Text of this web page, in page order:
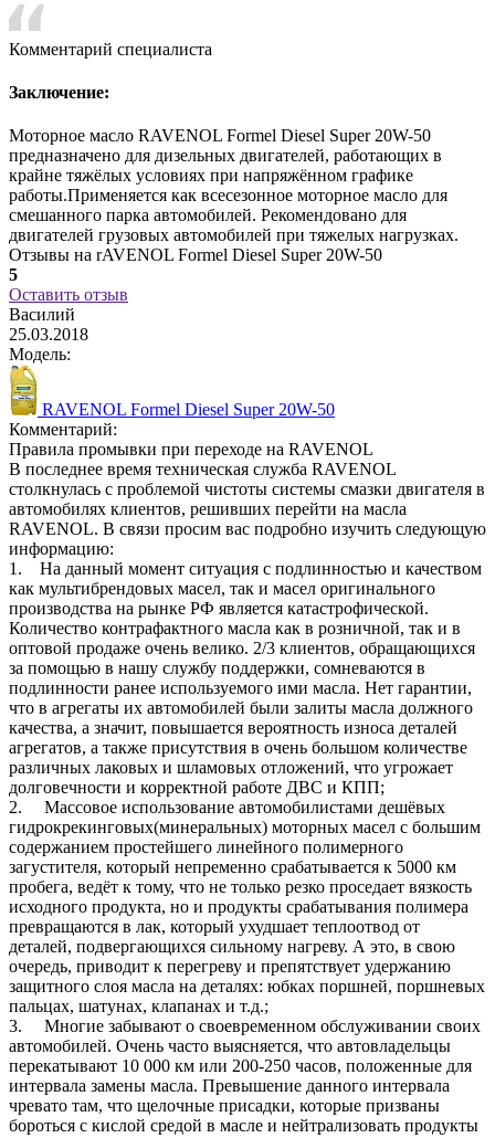
Комментарий специалиста
Заключение:
Моторное масло RAVENOL Formel Diesel Super 20W-50
предназначено для дизельных двигателей, работающих в
крайне тяжёлых условиях при напряжённом графике
работы.Применяется как всесезонное моторное масло для
смешанного парка автомобилей. Рекомендовано для
двигателей грузовых автомобилей при тяжелых нагрузках.
Отзывы на rAVENOL Formel Diesel Super 20W-50
5
Оставить отзыв
Василий
25.03.2018
Модель:
RAVENOL Formel Diesel Super 20W-50
Комментарий:
Правила промывки при переходе на RAVENOL
В последнее время техническая служба RAVENOL
столкнулась с проблемой чистоты системы смазки двигателя в
автомобилях клиентов, решивших перейти на масла
RAVENOL. В связи просим вас подробно изучить следующую
информацию:
1. На данный момент ситуация с подлинностью и качеством
как мультибрендовых масел, так и масел оригинального
производства на рынке РФ является катастрофической.
Количество контрафактного масла как в розничной, так и в
оптовой продаже очень велико. 2/3 клиентов, обращающихся
за помощью в нашу службу поддержки, сомневаются в
подлинности ранее используемого ими масла. Нет гарантии,
что в агрегаты их автомобилей были залиты масла должного
качества, а значит, повышается вероятность износа деталей
агрегатов, а также присутствия в очень большом количестве
различных лаковых и шламовых отложений, что угрожает
долговечности и корректной работе ДВС и КПП;
2. Массовое использование автомобилистами дешёвых
гидрокрекинговых(минеральных) моторных масел с большим
содержанием простейшего линейного полимерного
загустителя, который непременно срабатывается к 5000 км
пробега, ведёт к тому, что не только резко проседает вязкость
исходного продукта, но и продукты срабатывания полимера
превращаются в лак, который ухудшает теплоотвод от
деталей, подвергающихся сильному нагреву. А это, в свою
очередь, приводит к перегреву и препятствует удержанию
защитного слоя масла на деталях: юбках поршней, поршневых
пальцах, шатунах, клапанах и т.д.;
3. Многие забывают о своевременном обслуживании своих
автомобилей. Очень часто выясняется, что автовладельцы
перекатывают 10 000 км или 200-250 часов, положенные для
интервала замены масла. Превышение данного интервала
чревато там, что щелочные присадки, которые призваны
бороться с кислой средой в масле и нейтрализовать продукты